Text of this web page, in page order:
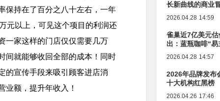
保持在了百分之八十左右，一年
元以上，可见这个项目的利润还
一家这样的门店仅仅需要几万
间就能够收回全部的成本！同时
的宣传手段来吸引顾客进店消
业额，提升年收入！
长新曲线的商业
2026.04.28 14:59
雀巢近7亿美元
出：蓝瓶咖啡“
2026.04.28 14:57
2026年品牌发布
十大机构红黑榜
2026.04.26 17:46